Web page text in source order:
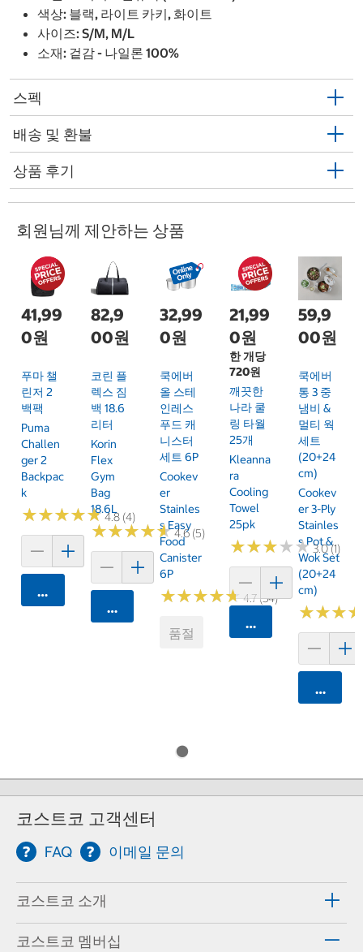
색상: 블랙, 라이트 카키, 화이트
사이즈: S/M, M/L
소재: 겉감 - 나일론 100%
스펙
배송 및 환불
상품 후기
회원님께 제안하는 상품
41,99
0원
푸마 챌
린저 2
백팩
Puma
Challen
Ger 2
Backpac
K
★★★★★
★★★★★4.8 (4)
카트에 담기
82,9
00원
코린 플
렉스 짐
백 18.6
리터
Korin
Flex
Gym
Bag
18.6L
★★★★★
★★★★★4.6 (5)
카트에 담기
32,99
0원
쿡에버
올 스테
인레스
푸드 캐
니스터
세트 6P
Cookev
Er
Stainles
S Easy
Food
Canister
6P
★★★★★
★★★★★4.7 (34)
품절
21,99
0원
한 개당
720원
깨끗한
나라 쿨
링 타월
25개
Kleanna
Ra
Cooling
Towel
25pk
★★★★★
★★★★★3.0 (1)
카트에 담기
59,9
00원
쿡에버
통 3 중
냄비 &
멀티 웍
세트
(20+24
Cm)
Cookev
Er 3-Ply
Stainles
S Pot &
Wok Set
(20+24
Cm)
★★★
★★★
카트에
코스트코 고객센터
FAQ 이메일 문의
코스트코 소개
코스트코 멤버십